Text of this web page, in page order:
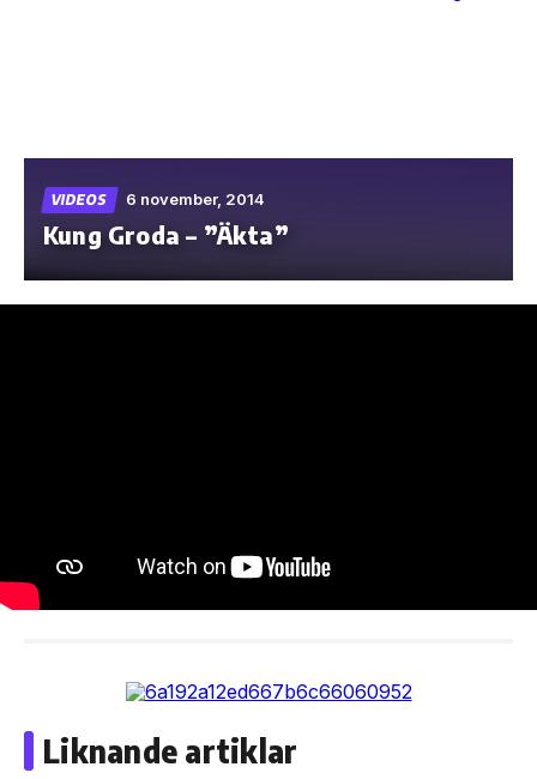
content
VIDEOS 6 november, 2014
Kung Groda – ”Äkta”
Liknande artiklar